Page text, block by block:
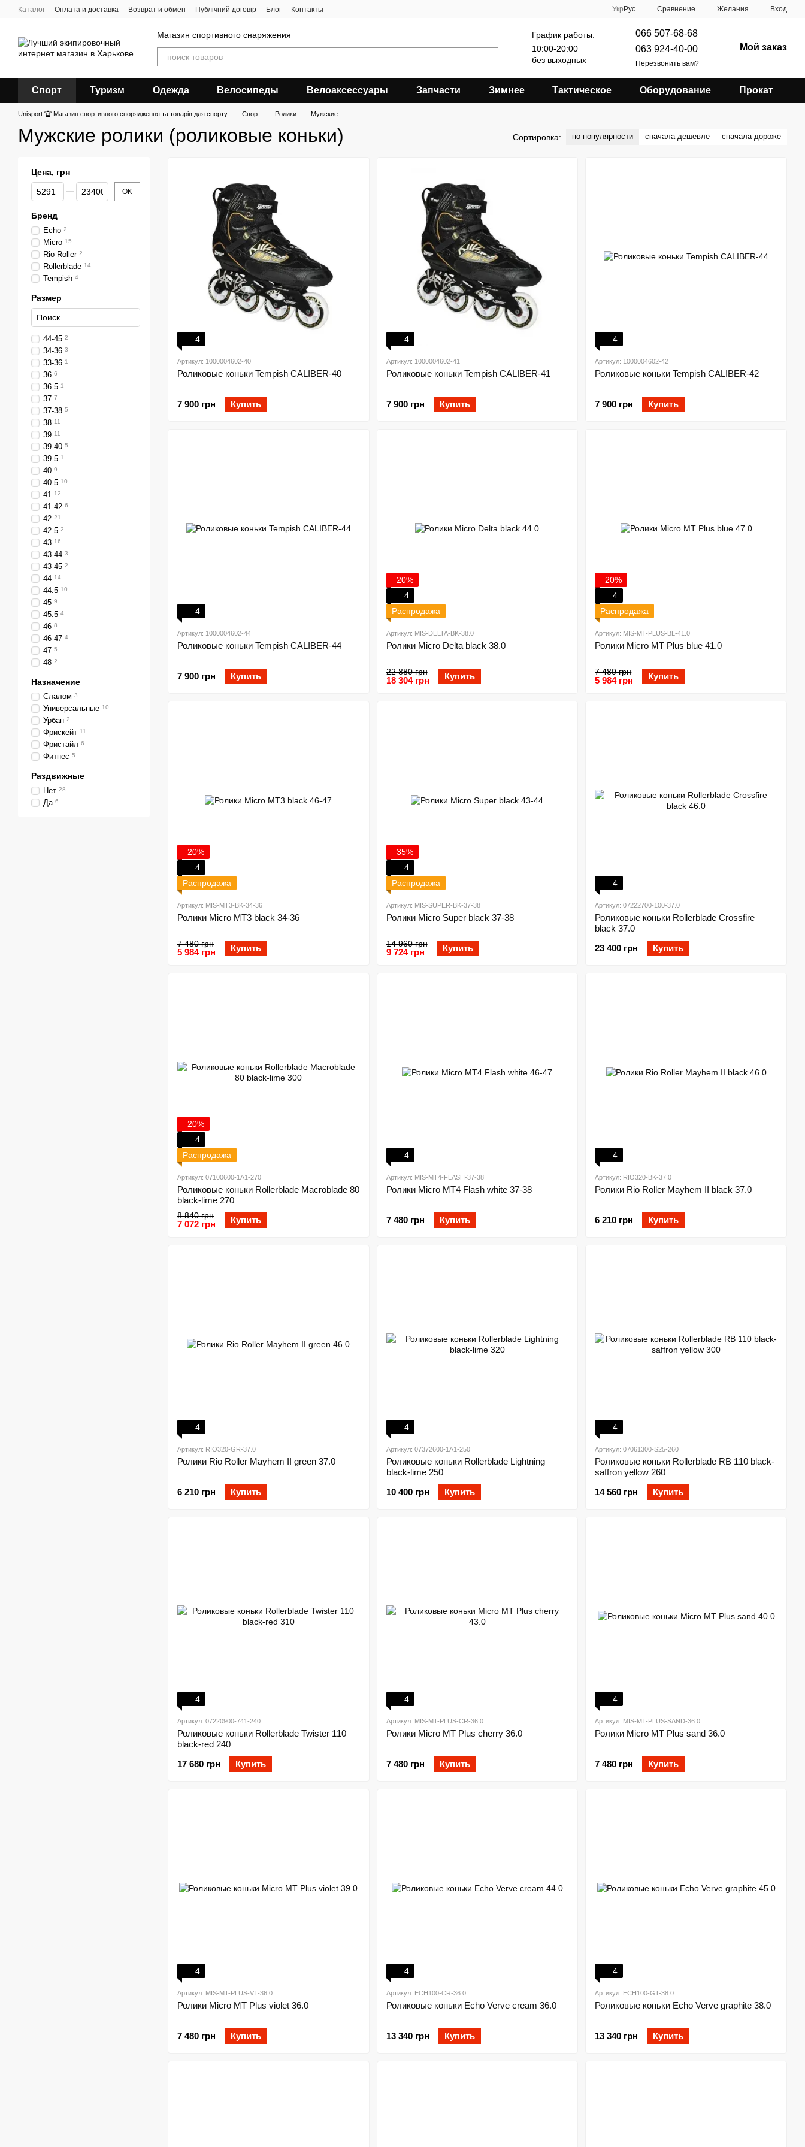
Перейти к основному контенту
Каталог Оплата и доставка Возврат и обмен Публічний договір Блог Контакты Укр Рус Сравнение Желания Вход
Магазин спортивного снаряжения
График работы:
10:00-20:00
без выходных
066 507-68-68
063 924-40-00
Перезвонить вам?
Мой заказ
Спорт Туризм Одежда Велосипеды Велоаксессуары Запчасти Зимнее Тактическое Оборудование Прокат
Unisport 🏆 Магазин спортивного спорядження та товарів для спорту Спорт Ролики Мужские
Мужские ролики (роликовые коньки) Сортировка: по популярности сначала дешевле сначала дороже
4
Артикул: 1000004602-40
Роликовые коньки Tempish CALIBER-40
7 900 грн Купить
4
Артикул: 1000004602-41
Роликовые коньки Tempish CALIBER-41
7 900 грн Купить
4
Артикул: 1000004602-42
Роликовые коньки Tempish CALIBER-42
7 900 грн Купить
4
Артикул: 1000004602-44
Роликовые коньки Tempish CALIBER-44
7 900 грн Купить
−20%
4
Распродажа
Артикул: MIS-DELTA-BK-38.0
Ролики Micro Delta black 38.0
22 880 грн
18 304 грн Купить
−20%
4
Распродажа
Артикул: MIS-MT-PLUS-BL-41.0
Ролики Micro MT Plus blue 41.0
7 480 грн
5 984 грн Купить
−20%
4
Распродажа
Артикул: MIS-MT3-BK-34-36
Ролики Micro MT3 black 34-36
7 480 грн
5 984 грн Купить
−35%
4
Распродажа
Артикул: MIS-SUPER-BK-37-38
Ролики Micro Super black 37-38
14 960 грн
9 724 грн Купить
4
Артикул: 07222700-100-37.0
Роликовые коньки Rollerblade Crossfire
black 37.0
23 400 грн
Купить
−20%
4
Распродажа
Артикул: 07100600-1A1-270
Роликовые коньки Rollerblade Macroblade 80
black-lime 270
8 840 грн
7 072 грн Купить
4
Артикул: MIS-MT4-FLASH-37-38
Ролики Micro MT4 Flash white 37-38
7 480 грн Купить
4
Артикул: RIO320-BK-37.0
Ролики Rio Roller Mayhem II black 37.0
6 210 грн Купить
4
Артикул: RIO320-GR-37.0
Ролики Rio Roller Mayhem II green 37.0
6 210 грн Купить
4
Артикул: 07372600-1A1-250
Роликовые коньки Rollerblade Lightning
black-lime 250
10 400 грн
Купить
4
Артикул: 07061300-S25-260
Роликовые коньки Rollerblade RB 110 black-
saffron yellow 260
14 560 грн
Купить
4
Артикул: 07220900-741-240
Роликовые коньки Rollerblade Twister 110
black-red 240
17 680 грн
Купить
4
Артикул: MIS-MT-PLUS-CR-36.0
Ролики Micro MT Plus cherry 36.0
7 480 грн Купить
4
Артикул: MIS-MT-PLUS-SAND-36.0
Ролики Micro MT Plus sand 36.0
7 480 грн Купить
4
Артикул: MIS-MT-PLUS-VT-36.0
Ролики Micro MT Plus violet 36.0
7 480 грн Купить
4
Артикул: ECH100-CR-36.0
Роликовые коньки Echo Verve cream 36.0
13 340 грн Купить
4
Артикул: ECH100-GT-38.0
Роликовые коньки Echo Verve graphite 38.0
13 340 грн Купить
Цена, грн
От Цена, грн
До Цена, грн OK
Бренд
Echo 2
Micro 15
Rio Roller 2
Rollerblade 14
Tempish 4
Размер
44-45 2
34-36 3
33-36 1
36 6
36.5 1
37 7
37-38 5
38 11
39 11
39-40 5
39.5 1
40 9
40.5 10
41 12
41-42 6
42 21
42.5 2
43 16
43-44 3
43-45 2
44 14
44.5 10
45 9
45.5 4
46 8
46-47 4
47 5
48 2
Назначение
Слалом 3
Универсальные 10
Урбан 2
Фрискейт 11
Фристайл 6
Фитнес 5
Раздвижные
Нет 28
Да 6